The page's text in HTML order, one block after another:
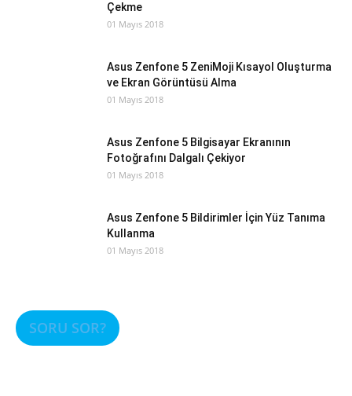
Çekme
01 Mayıs 2018
Asus Zenfone 5 ZeniMoji Kısayol Oluşturma
ve Ekran Görüntüsü Alma
01 Mayıs 2018
Asus Zenfone 5 Bilgisayar Ekranının
Fotoğrafını Dalgalı Çekiyor
01 Mayıs 2018
Asus Zenfone 5 Bildirimler İçin Yüz Tanıma
Kullanma
01 Mayıs 2018
SORU SOR?